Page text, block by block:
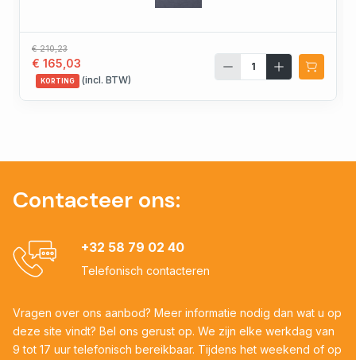
€ 210,23
€ 165,03
KORTING (incl. BTW)
Contacteer ons:
+32 58 79 02 40
Telefonisch contacteren
Vragen over ons aanbod? Meer informatie nodig dan wat u op
deze site vindt? Bel ons gerust op. We zijn elke werkdag van
9 tot 17 uur telefonisch bereikbaar. Tijdens het weekend of op